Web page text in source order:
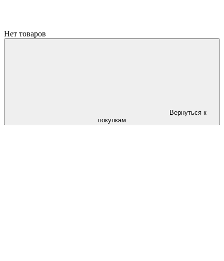
Нет товаров
Вернуться к
покупкам